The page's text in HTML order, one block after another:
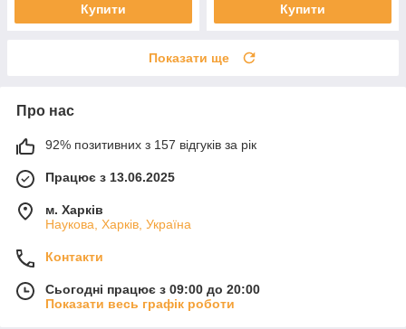
Купити Купити
Показати ще
Про нас
92% позитивних з 157 відгуків за рік
Працює з 13.06.2025
м. Харків
Наукова, Харків, Україна
Контакти
Сьогодні працює з 09:00 до 20:00
Показати весь графік роботи